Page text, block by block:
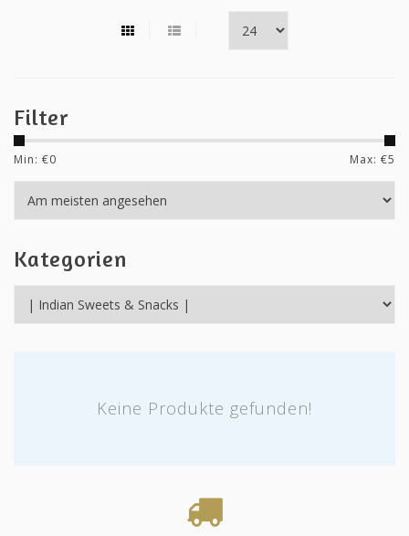
Filter
Min: €0 Max: €5
Kategorien
Keine Produkte gefunden!